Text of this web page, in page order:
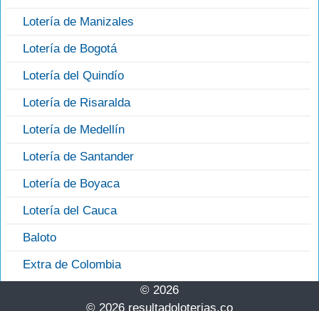
Lotería de Manizales
Lotería de Bogotá
Lotería del Quindío
Lotería de Risaralda
Lotería de Medellín
Lotería de Santander
Lotería de Boyaca
Lotería del Cauca
Baloto
Extra de Colombia
© 2026
© 2026 resultadoloterias.co